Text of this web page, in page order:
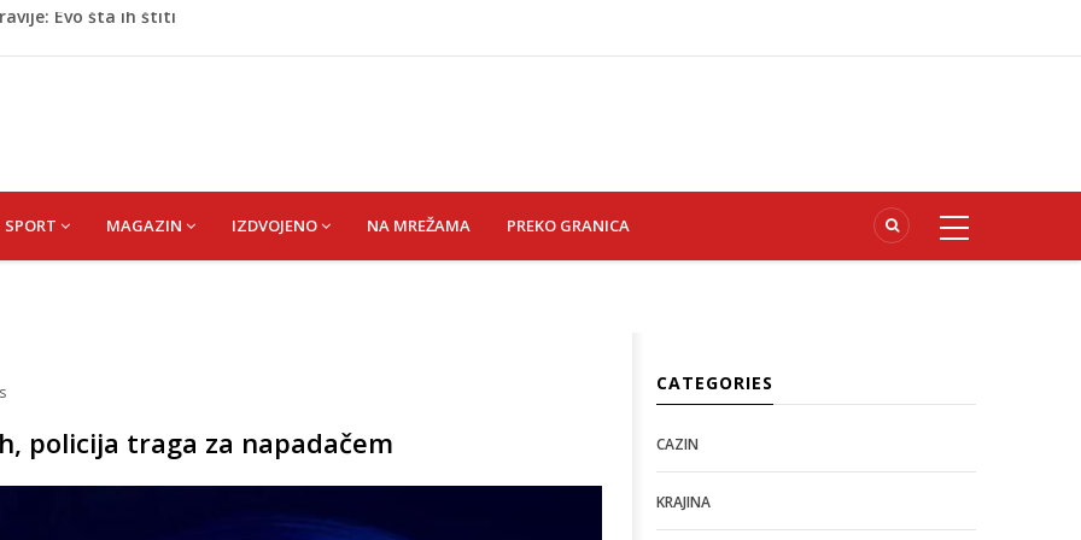
Uhapšen na granici
razočarao navijače iz BiH
Evo šta ih štiti
SPORT MAGAZIN IZDVOJENO NA MREŽAMA PREKO GRANICA
policija traga za napadačem
CATEGORIES
CAZIN
KRAJINA